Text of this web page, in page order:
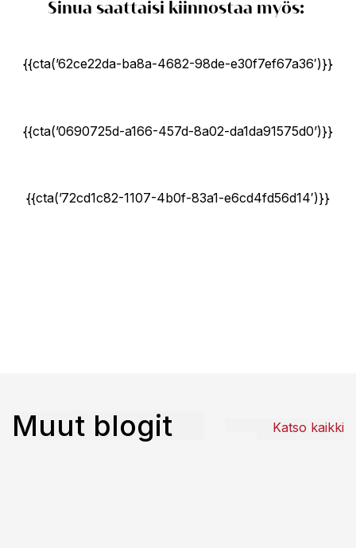
Sinua saattaisi kiinnostaa myös:
{{cta(’62ce22da-ba8a-4682-98de-e30f7ef67a36′)}}
{{cta(’0690725d-a166-457d-8a02-da1da91575d0’)}}
{{cta(’72cd1c82-1107-4b0f-83a1-e6cd4fd56d14′)}}
Muut blogit Katso kaikki